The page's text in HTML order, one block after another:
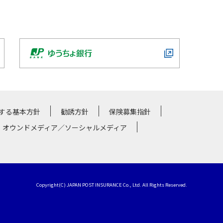
る基本方針 勧誘方針
保険募集指針
オウンドメディア／ソーシャルメディア
Copyright(C) JAPAN POST INSURANCE Co., Ltd. All Rights Reserved.